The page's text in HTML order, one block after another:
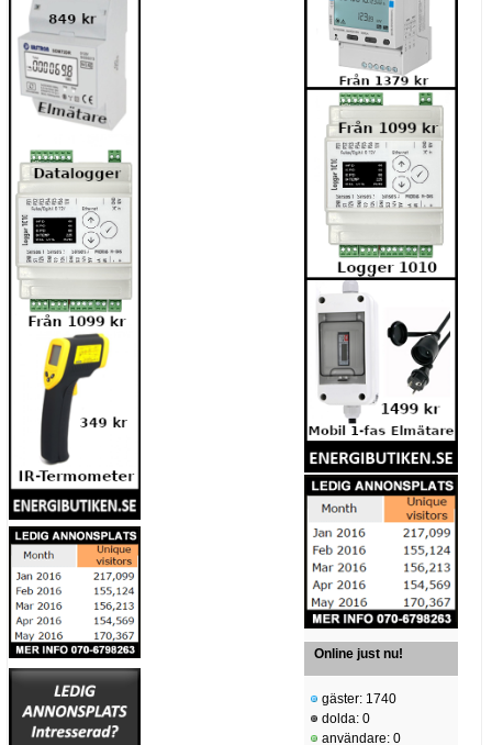
Online just nu!
gäster: 1740
dolda: 0
användare: 0